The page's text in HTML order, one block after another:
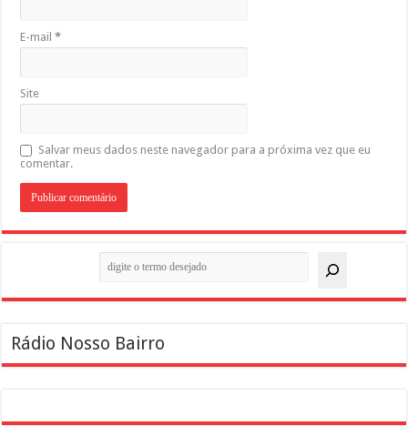
E-mail*
Site
Salvar meus dados neste navegador para a próxima vez que eu
comentar.
Rádio Nosso Bairro